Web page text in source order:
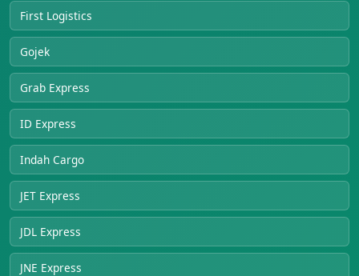
First Logistics
Gojek
Grab Express
ID Express
Indah Cargo
JET Express
JDL Express
JNE Express